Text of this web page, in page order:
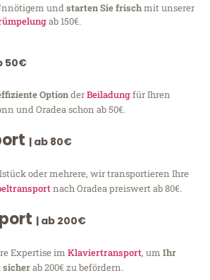
undstarten Sie frischmit unserer
ab 150€.
50€
OptionderBeiladungfür Ihren
und Oradea schon ab 50€.
| ab 80€
oder mehrere, wir transportieren Ihre
nach Oradea preiswert ab 80€.
| ab 200€
Expertise im Klaviertransport, um Ihr
sicherab 200€ zu befördern.